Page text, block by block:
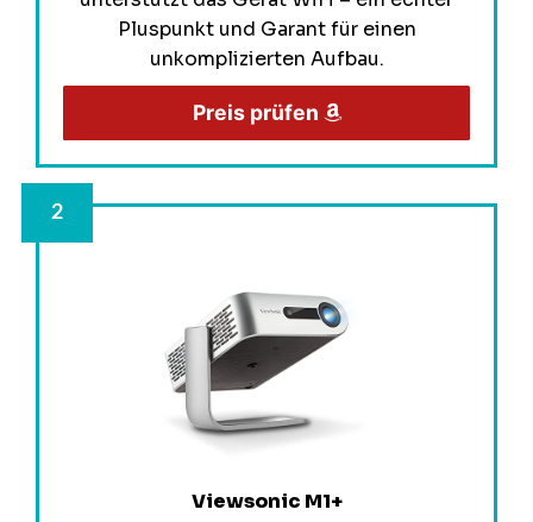
Pluspunkt und Garant für einen
unkomplizierten Aufbau.
Preis prüfen
Viewsonic M1+